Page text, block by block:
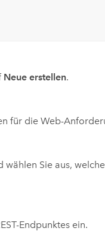
Neue erstellen.
für die Web-
wählen Sie aus,
Endpunktes ein.